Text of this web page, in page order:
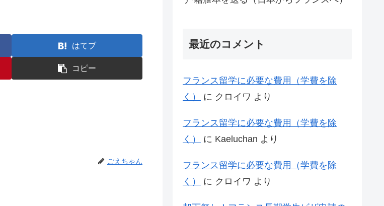
はてブ
コピー
ごえちゃん
最近のコメント
フランス留学に必要な費用（学費を除
く）
に クロイワ より
フランス留学に必要な費用（学費を除
く）
に Kaeluchan より
フランス留学に必要な費用（学費を除
く）
に クロイワ より